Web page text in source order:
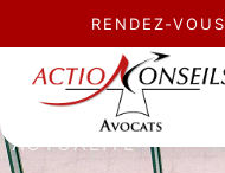
RENDEZ-VOUS
ACTUALITÉ